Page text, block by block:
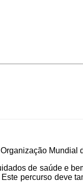
Mundial
de saúde e
percurso deve